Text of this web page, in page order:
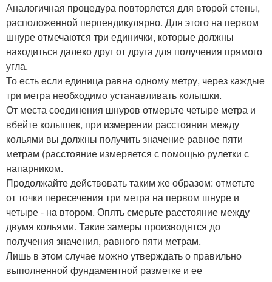
Аналогичная процедура повторяется для второй стены,
расположенной перпендикулярно. Для этого на первом
шнуре отмечаются три единички, которые должны
находиться далеко друг от друга для получения прямого
угла.
То есть если единица равна одному метру, через каждые
три метра необходимо устанавливать колышки.
От места соединения шнуров отмерьте четыре метра и
вбейте колышек, при измерении расстояния между
кольями вы должны получить значение равное пяти
метрам (расстояние измеряется с помощью рулетки с
напарником.
Продолжайте действовать таким же образом: отметьте
от точки пересечения три метра на первом шнуре и
четыре - на втором. Опять смерьте расстояние между
двумя кольями. Такие замеры производятся до
получения значения, равного пяти метрам.
Лишь в этом случае можно утверждать о правильно
выполненной фундаментной разметке и ее